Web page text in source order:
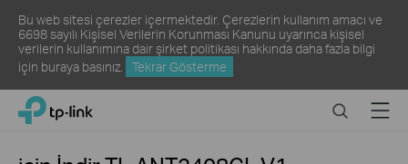
Bu web sitesi çerezler içermektedir. Çerezlerin kullanım amacı ve
6698 sayılı Kişisel Verilerin Korunması Kanunu uyarınca kişisel
verilerin kullanımına dair şirket politikası hakkında daha fazla bilgi
için buraya basınız. Tekrar Gösterme
ClickTP-Link, Reliably Smart SearchMenu